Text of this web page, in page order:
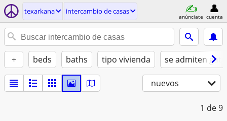
texarkana intercambio de casas
anúnciate cuenta
+ beds baths tipo vivienda se admiten
nuevos
1 de 9